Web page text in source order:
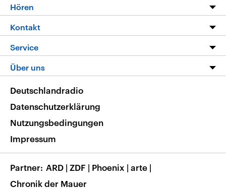
Programm
Die Nachrichten
Nachrichtenleicht
Neue Beiträge auf dlf.de
Hören
Livestream
Podcasts
Deutschlandfunk App
Nachrichten App
Frequenzen
Kontakt
Hörerservice
Service
FAQ
Veranstaltungen
Musikliste
RSS
Über uns
Barrierefreiheit
Deutschlandradio
Datenschutzerklärung
Nutzungsbedingungen
Impressum
Partner ARD | ZDF | Phoenix | arte |
Chronik der Mauer